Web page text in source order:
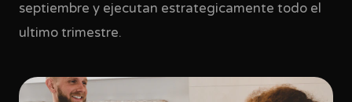
septiembre y ejecutan estrategicamente todo el
ultimo trimestre.